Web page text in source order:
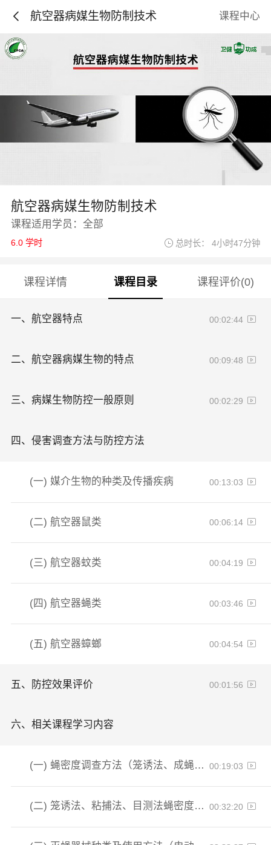
航空器病媒生物防制技术 课程中心
航空器病媒生物防制技术
课程适用学员：全部
6.0 学时 总时长： 4小时47分钟
课程详情 课程目录 课程评价(0)
一、 航空器特点 00:02:44
二、 航空器病媒生物的特点 00:09:48
三、 病媒生物防控一般原则 00:02:29
四、 侵害调查方法与防控方法
(一) 媒介生物的种类及传播疾病 00:13:03
(二)航空器鼠类 00:06:14
(三)航空器蚊类 00:04:19
(四)航空器蝇类 00:03:46
(五)航空器蟑螂 00:04:54
五、 防控效果评价 00:01:56
六、 相关课程学习内容
(一) 蝇密度调查方法（笼诱法、成蝇目测法、粘捕法）及注意事项 00:19:03
(二) 笼诱法、粘捕法、目测法蝇密度计算方法及调查表填写 00:32:20